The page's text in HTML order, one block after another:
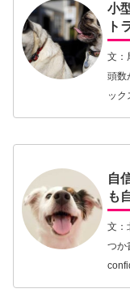
小
ト
文：
頭数
ック
自
も
文：
つか